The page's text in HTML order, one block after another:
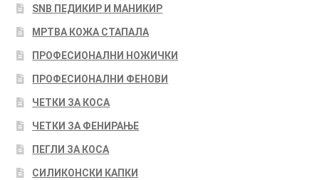
SNB ПЕДИКИР И МАНИКИР
МРТВА КОЖА СТАПАЛА
ПРОФЕСИОНАЛНИ НОЖИЧКИ
ПРОФЕСИОНАЛНИ ФЕНОВИ
ЧЕТКИ ЗА КОСА
ЧЕТКИ ЗА ФЕНИРАЊЕ
ПЕГЛИ ЗА КОСА
СИЛИКОНСКИ КАПКИ